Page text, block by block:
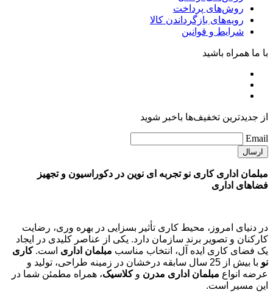
روش‌های پرداخت
رویه‌های بازگرداندن کالا
شرایط و قوانین
با ما همراه باشید
از جدیدترین تخفیف‌ها باخبر شوید
Email
مبلمان اداری کاری نو تجربه ای نوین در دکوراسیون و تجهیز
فضاهای اداری
در دنیای امروز، محیط کاری تأثیر بسزایی در بهره وری، رضایت
کارکنان و تصویر برند سازمان دارد. یکی از عناصر کلیدی در ایجاد
یک فضای کاری ایده آل، انتخاب مناسب مبلمان اداری است.کاری
نو
با بیش از 25 سال سابقه درخشان در زمینه طراحی، تولید و
عرضه انواع مبلمان اداری مدرن وکلاسیک، همراه مطمئن شما در
این مسیر است.